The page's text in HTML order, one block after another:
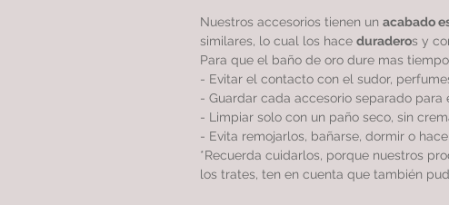
Nuestros accesorios tienen un acabado
similares, lo cual los hace duraderos y
Para que el baño de oro dure mas
- Evitar el contacto con el sudor,
- Guardar cada accesorio separado
- Limpiar solo con un paño seco, sin
- Evita remojarlos, bañarse, dormir o
*Recuerda cuidarlos, porque nuestros
los trates, ten en cuenta que también